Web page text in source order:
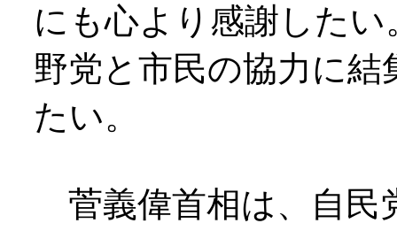
にも心より感謝した
野党と市民の協力に
たい。
菅義偉首相は、自民